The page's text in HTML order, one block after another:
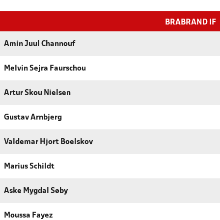
BRABRAND IF
Amin Juul Channouf
Melvin Sejra Faurschou
Artur Skou Nielsen
Gustav Arnbjerg
Valdemar Hjort Boelskov
Marius Schildt
Aske Mygdal Søby
Moussa Fayez